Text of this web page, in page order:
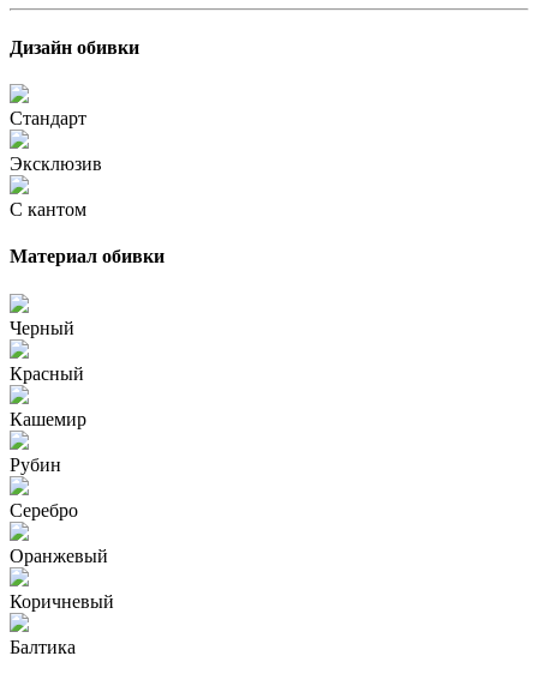
Дизайн обивки
Стандарт
Эксклюзив
С кантом
Материал обивки
Черный
Красный
Кашемир
Рубин
Серебро
Оранжевый
Коричневый
Балтика